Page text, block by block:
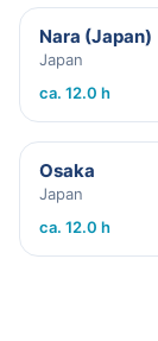
Nara (Japan)
Japan
ca. 12.0 h
Osaka
Japan
ca. 12.0 h